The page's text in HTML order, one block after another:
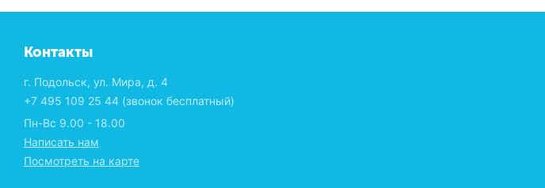
Контакты
г. Подольск, ул. Мира, д. 4
+7 495 109 25 44(звонок бесплатный)
Пн-Вс 9.00 - 18.00
Написать нам
Посмотреть на карте